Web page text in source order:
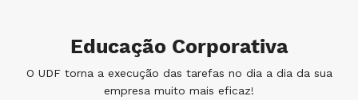
Educação Corporativa
O UDF torna a execução das tarefas no dia a dia da sua
empresa muito mais eficaz!